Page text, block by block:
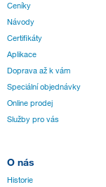
Ceníky
Návody
Certifikáty
Aplikace
Doprava až k vám
Speciální objednávky
Online prodej
Služby pro vás
O nás
Historie